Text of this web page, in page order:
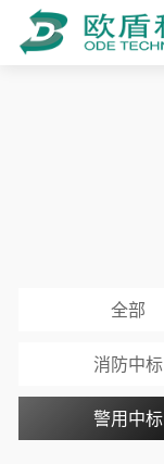
全部
消防中标
警用中标